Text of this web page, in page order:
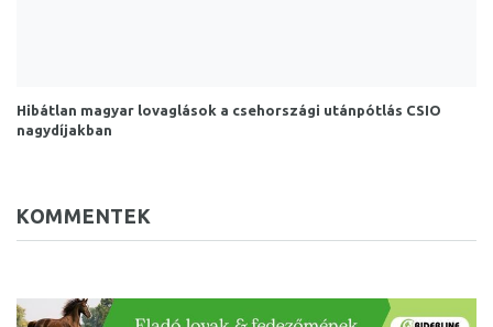
Hibátlan magyar lovaglások a csehországi utánpótlás CSIO
nagydíjakban
KOMMENTEK